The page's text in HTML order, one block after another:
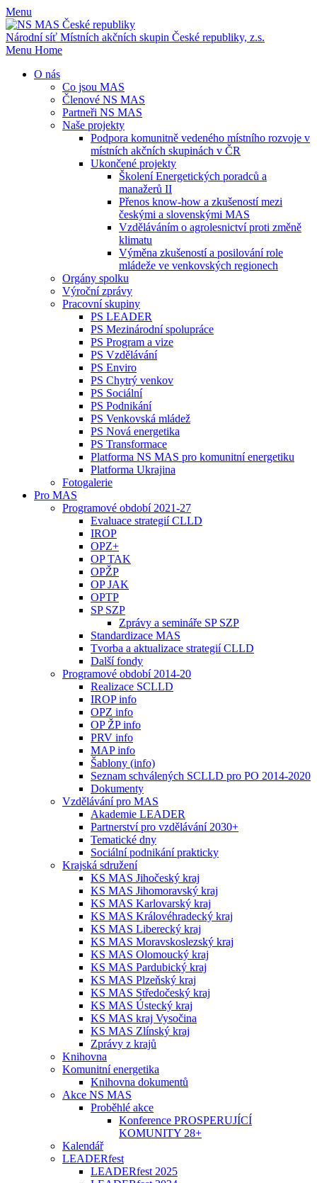
Menu
Národní síť Místních akčních skupin České republiky, z.s.
Menu Home
O nás
Co jsou MAS
Členové NS MAS
Partneři NS MAS
Naše projekty
Podpora komunitně vedeného místního rozvoje v
místních akčních skupinách v ČR
Ukončené projekty
Školení Energetických poradců a
manažerů II
Přenos know-how a zkušeností mezi
českými a slovenskými MAS
Vzděláváním o agrolesnictví proti změně
klimatu
Výměna zkušeností a posilování role
mládeže ve venkovských regionech
Orgány spolku
Výroční zprávy
Pracovní skupiny
PS LEADER
PS Mezinárodní spolupráce
PS Program a vize
PS Vzdělávání
PS Enviro
PS Chytrý venkov
PS Sociální
PS Podnikání
PS Venkovská mládež
PS Nová energetika
PS Transformace
Platforma NS MAS pro komunitní energetiku
Platforma Ukrajina
Fotogalerie
Pro MAS
Programové období 2021-27
Evaluace strategií CLLD
IROP
OPZ+
OP TAK
OPŽP
OP JAK
OPTP
SP SZP
Zprávy a semináře SP SZP
Standardizace MAS
Tvorba a aktualizace strategií CLLD
Další fondy
Programové období 2014-20
Realizace SCLLD
IROP info
OPZ info
OP ŽP info
PRV info
MAP info
Šablony (info)
Seznam schválených SCLLD pro PO 2014-2020
Dokumenty
Vzdělávání pro MAS
Akademie LEADER
Partnerství pro vzdělávání 2030+
Tematické dny
Sociální podnikání prakticky
Krajská sdružení
KS MAS Jihočeský kraj
KS MAS Jihomoravský kraj
KS MAS Karlovarský kraj
KS MAS Královéhradecký kraj
KS MAS Liberecký kraj
KS MAS Moravskoslezský kraj
KS MAS Olomoucký kraj
KS MAS Pardubický kraj
KS MAS Plzeňský kraj
KS MAS Středočeský kraj
KS MAS Ústecký kraj
KS MAS kraj Vysočina
KS MAS Zlínský kraj
Zprávy z krajů
Knihovna
Komunitní energetika
Knihovna dokumentů
Akce NS MAS
Proběhlé akce
Konference PROSPERUJÍCÍ
KOMUNITY 28+
Kalendář
LEADERfest
LEADERfest 2025